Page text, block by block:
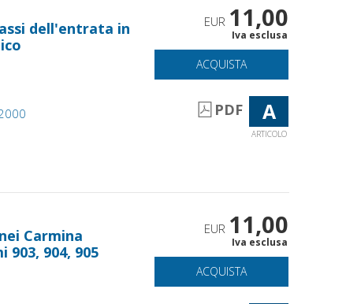
dell'entrata in
EUR 11,00
Iva esclusa
ACQUISTA
PDF A
ARTICOLO
Carmina
904, 905
EUR 11,00
Iva esclusa
ACQUISTA